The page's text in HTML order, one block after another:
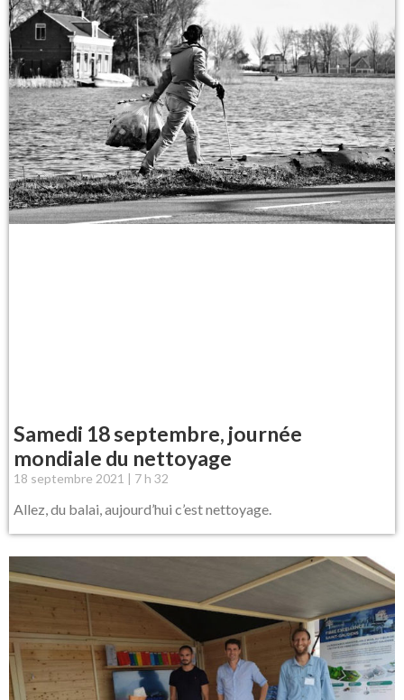
Samedi 18 septembre, journée
mondiale du nettoyage
18 septembre 2021 7 h 32
Allez, du balai, aujourd’hui c’est nettoyage.